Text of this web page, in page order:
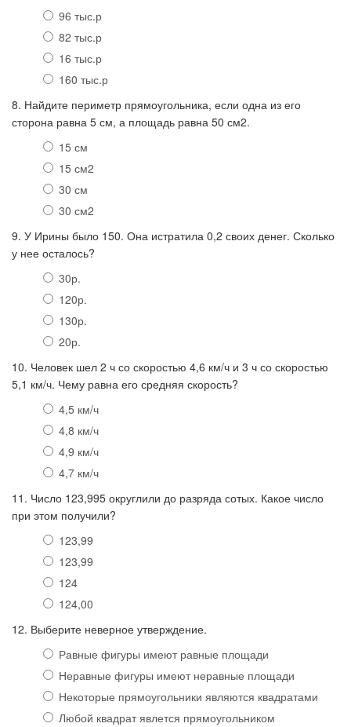
96 тыс.р
82 тыс.р
16 тыс.р
160 тыс.р
8. Найдите периметр прямоугольника, если одна из его
сторона равна 5 см, а площадь равна 50 см2.
15 см
15 см2
30 см
30 см2
9. У Ирины было 150. Она истратила 0,2 своих денег. Сколько
у нее осталось?
30р.
120р.
130р.
20р.
10. Человек шел 2 ч со скоростью 4,6 км/ч и 3 ч со скоростью
5,1 км/ч. Чему равна его средняя скорость?
4,5 км/ч
4,8 км/ч
4,9 км/ч
4,7 км/ч
11. Число 123,995 округлили до разряда сотых. Какое число
при этом получили?
123,99
123,99
124
124,00
12. Выберите неверное утверждение.
Равные фигуры имеют равные площади
Неравные фигуры имеют неравные площади
Некоторые прямоугольники являются квадратами
Любой квадрат явлется прямоугольником